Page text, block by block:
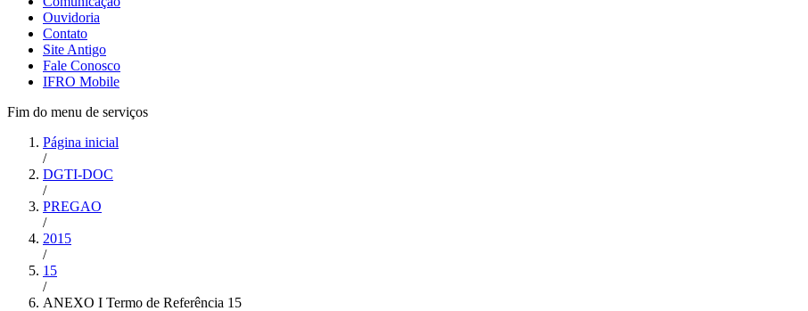
Ouvidoria
Contato
Site Antigo
Fale Conosco
IFRO Mobile
Fim do menu de serviços
Página inicial
/
DGTI-DOC
/
PREGAO
/
2015
/
15
/
ANEXO I Termo de Referência 15